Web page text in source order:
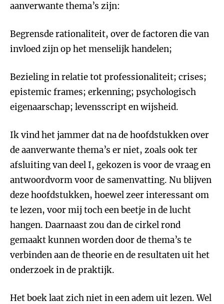
aanverwante thema’s zijn:
Begrensde rationaliteit, over de factoren die van
invloed zijn op het menselijk handelen;
Bezieling in relatie tot professionaliteit; crises;
epistemic frames; erkenning; psychologisch
eigenaarschap; levensscript en wijsheid.
Ik vind het jammer dat na de hoofdstukken over
de aanverwante thema’s er niet, zoals ook ter
afsluiting van deel I, gekozen is voor de vraag en
antwoordvorm voor de samenvatting. Nu blijven
deze hoofdstukken, hoewel zeer interessant om
te lezen, voor mij toch een beetje in de lucht
hangen. Daarnaast zou dan de cirkel rond
gemaakt kunnen worden door de thema’s te
verbinden aan de theorie en de resultaten uit het
onderzoek in de praktijk.
Het boek laat zich niet in een adem uit lezen. Wel